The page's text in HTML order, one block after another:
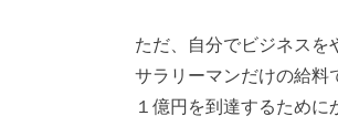
ただ、自分でビジネスを
サラリーマンだけの給料
１億円を到達するために